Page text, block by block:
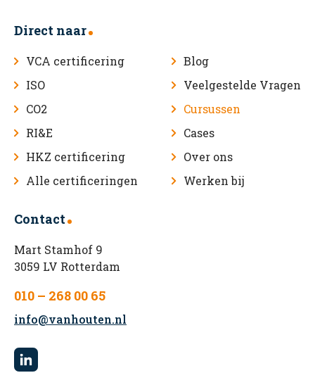
Direct naar
VCA certificering
ISO
CO2
RI&E
HKZ certificering
Alle certificeringen
Blog
Veelgestelde Vragen
Cursussen
Cases
Over ons
Werken bij
Contact
Mart Stamhof 9
3059 LV Rotterdam
010 – 268 00 65
info@vanhouten.nl